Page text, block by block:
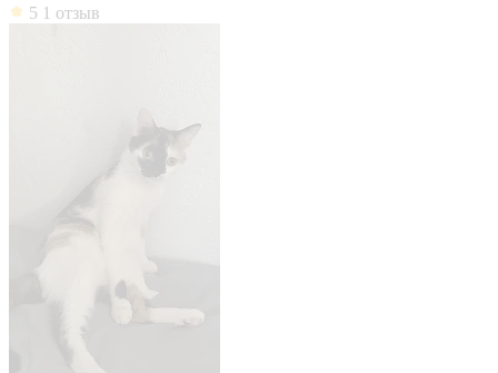
5 1 отзыв